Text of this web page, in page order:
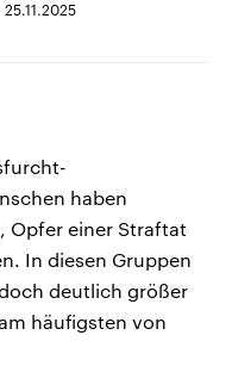
25.11.2025
haben
Opfer einer Straftat
In diesen Gruppen
deutlich größer
häufigsten von